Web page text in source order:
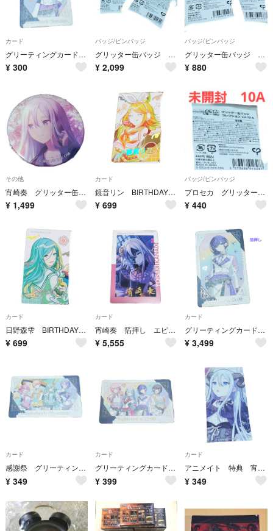
カード
グリーティングカード 神代類 感謝祭
¥ 300
バッジ/ピンバッジ
グリッター缶バッジ 50C 未開封
¥ 2,099
バッジ/ピンバッジ
グリッター缶バッジ 50A 未開封 二個セット
¥ 880
その他
宵崎奏 グリッター缶バッジ 5C
¥ 1,499
カード
鏡音リン BIRTHDAY エピカ 箔押し
¥ 699
バッジ/ピンバッジ
プロセカ グリッター缶バッジ 10A
¥ 440
カード
日野森雫 BIRTHDAY エピカ 箔押し
¥ 699
カード
宵崎奏 箔押し エピカ マリオネット
¥ 5,555
カード
グリーティングカード 箔押し 朝比奈まふゆ 感謝祭
¥ 3,499
カード
感謝祭 グリーティングカード ワンダショ
¥ 349
カード
グリーティングカード 感謝祭 ニーゴ
¥ 399
カード
アニメイト 特典 宵崎奏 カード
¥ 349